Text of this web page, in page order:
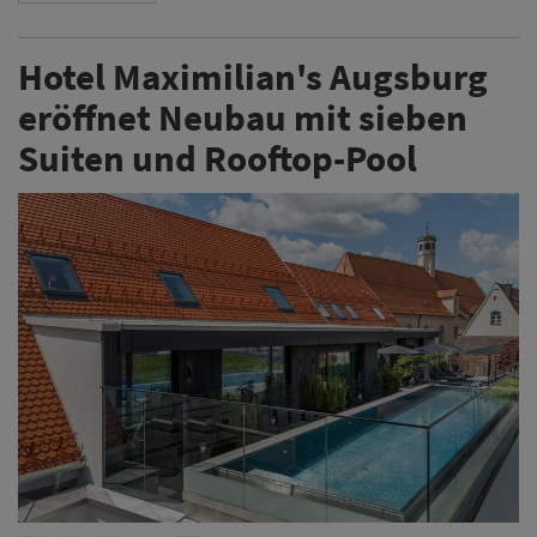
Das Hotel Maximilian's in Augsburg hat einen Neubau
in der Katharinengasse eröffnet. Die Erweiterung
umfasst für rund acht Millionen Euro sieben neue
Suiten sowie einen ganzjährig beheizten Pool auf dem
Dach des Gebäudes.
Weiterlesen